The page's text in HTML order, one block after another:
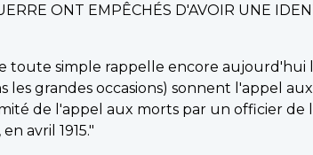
ONT EMPÊCHÉS D'AVOIR UNE
toute simple rappelle encore aujourd'hui
les grandes occasions) sonnent l'appel
de l'appel aux morts par un officier de
avril 1915."